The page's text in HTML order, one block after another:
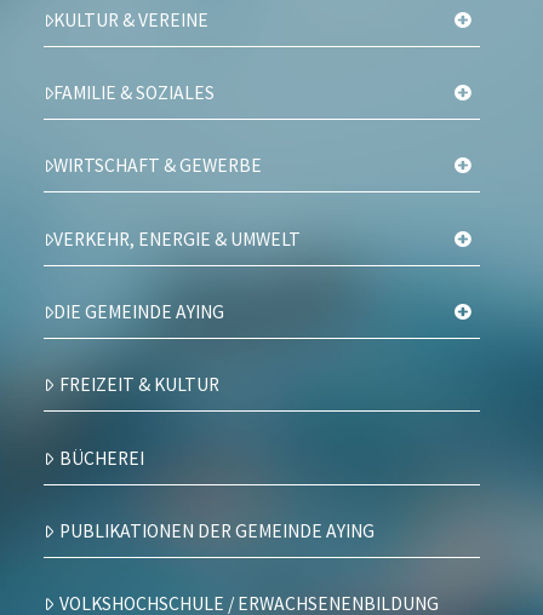
KULTUR & VEREINE
FAMILIE & SOZIALES
WIRTSCHAFT & GEWERBE
VERKEHR, ENERGIE & UMWELT
DIE GEMEINDE AYING
FREIZEIT & KULTUR
BÜCHEREI
PUBLIKATIONEN DER GEMEINDE AYING
VOLKSHOCHSCHULE / ERWACHSENENBILDUNG